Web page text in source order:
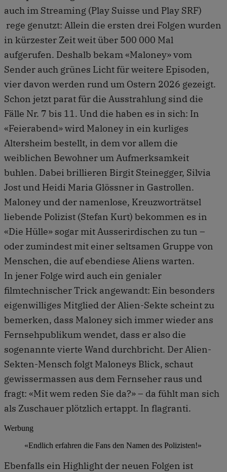
auch im Streaming (Play Suisse und Play SRF)
rege genutzt: Allein die ersten drei Folgen wurden
in kürzester Zeit weit über 500 000 Mal
aufgerufen. Deshalb bekam «Maloney» vom
Sender auch grünes Licht für weitere Episoden,
vier davon werden rund um Ostern 2026 gezeigt.
Schon jetzt parat für die Ausstrahlung sind die
Fälle Nr. 7 bis 11. Und die haben es in sich: In
«Feierabend» wird Maloney in ein kurliges
Altersheim bestellt, in dem vor allem die
weiblichen Bewohner um Aufmerksamkeit
buhlen. Dabei brillieren Birgit Steinegger, Silvia
Jost und Heidi Maria Glössner in Gastrollen.
Maloney und der namenlose, Kreuzworträtsel
liebende Polizist (Stefan Kurt) bekommen es in
«Die Hülle» sogar mit Ausserirdischen zu tun –
oder zumindest mit einer seltsamen Gruppe von
Menschen, die auf ebendiese Aliens warten.
In jener Folge wird auch ein genialer
filmtechnischer Trick angewandt: Ein besonders
eigenwilliges Mitglied der Alien-Sekte scheint zu
bemerken, dass Maloney sich immer wieder ans
Fernsehpublikum wendet, dass er also die
sogenannte vierte Wand durchbricht. Der Alien-
Sekten-Mensch folgt Maloneys Blick, schaut
gewissermassen aus dem Fernseher raus und
fragt: «Mit wem reden Sie da?» – da fühlt man sich
als Zuschauer plötzlich ertappt. In flagranti.
Werbung
«Endlich erfahren die Fans den Namen des Polizisten!»
Ebenfalls ein Highlight der neuen Folgen ist